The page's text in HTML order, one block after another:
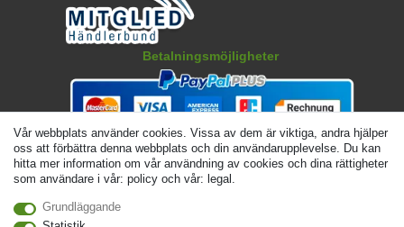
Betalningsmöjligheter
Vår webbplats använder cookies. Vissa av dem är viktiga, andra hjälper
oss att förbättra denna webbplats och din användarupplevelse. Du kan
hitta mer information om vår användning av cookies och dina rättigheter
som användare i vår: policy och vår: legal.
Grundläggande